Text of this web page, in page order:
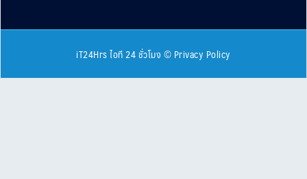
iT24Hrs ไอที 24 ชั่วโมง © Privacy Policy